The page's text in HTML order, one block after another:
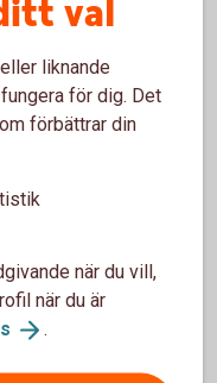
lång (pdf)
val
liknande
för dig. Det
förbättrar din
när du vill,
när du är
.